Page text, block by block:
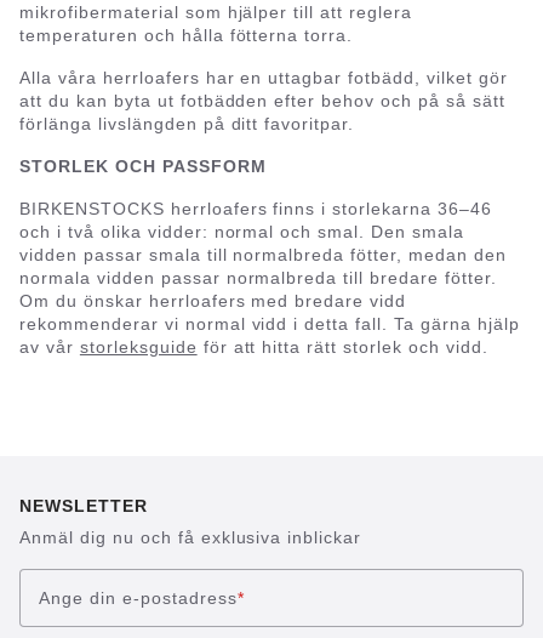
mikrofibermaterial som hjälper till att reglera
temperaturen och hålla fötterna torra.
Alla våra herrloafers har en uttagbar fotbädd, vilket gör
att du kan byta ut fotbädden efter behov och på så sätt
förlänga livslängden på ditt favoritpar.
STORLEK OCH PASSFORM
BIRKENSTOCKS herrloafers finns i storlekarna 36–46
och i två olika vidder: normal och smal. Den smala
vidden passar smala till normalbreda fötter, medan den
normala vidden passar normalbreda till bredare fötter.
Om du önskar herrloafers med bredare vidd
rekommenderar vi normal vidd i detta fall. Ta gärna hjälp
av vår storleksguide för att hitta rätt storlek och vidd.
NEWSLETTER
Anmäl dig nu och få exklusiva inblickar
Ange din e-postadress*